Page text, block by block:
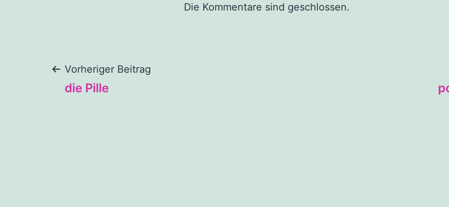
Die Kommentare sind geschlossen.
Vorheriger Beitrag
die Pille